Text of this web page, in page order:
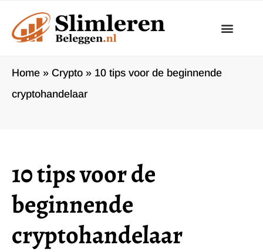
naar
inhoud
Home » Crypto » 10 tips voor de beginnende
cryptohandelaar
10 tips voor de
beginnende
cryptohandelaar